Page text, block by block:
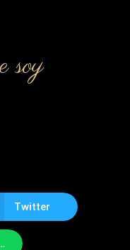
soy
Twitter